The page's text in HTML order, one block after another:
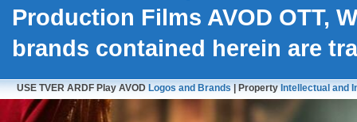
Production Films AVOD OTT,
brands contained herein are
USE TVER ARDF Play AVODLogos and Brands| PropertyIntellectual and